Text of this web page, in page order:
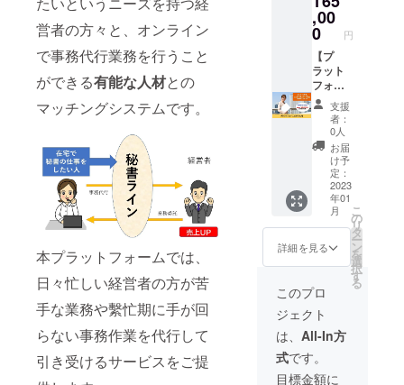
営者の方々と、オンライン
で事務代行業務を行うこと
ができる有能な人材との
マッチングシステムです。
本プラットフォームでは、
日々忙しい経営者の方が苦
手な業務や繫忙期に手が回
らない事務作業を代行して
引き受けるサービスをご提
ない
3)レイ
能がな
い ※
メール
にてお
届けい
たしま
す。 ※
マニュ
アルの
ファイ
ル形式
はPDF
です。
きま
す。 ※
掲載内
容は
メール
にて打
合せさ
せてい
ただき
ます。
※ネット
ワーク
販売や
企業イ
メージ
が相違
する場
お断り
いただ
く場合
があり
ます。
お断り
です。
11月に
リリー
ス予定
の「秘
書ライ
ン」プ
ラット
フォー
ムを１
か月10
時間ご
利用い
ただけ
ます。
通常価
格平均
35,000
ころ、
クラウ
ドファ
ンディ
ング限
定で
5,000円
,00
0 円
【プ
ラット
フォー
ム6か月
利用】
「オン
ライン
秘書」
サービ
スを継
続して
試して
みたい
方にお
すすめ
ンで
す。 11
月にリ
リース
予定の
「オン
ライン
支援
者：
0人
お届
け予
定：
2023
年01
月
詳細を見る
こ
の
リ
タ
ー
ン
を
選
択
す
る
このプロ
ジェクト
は、 All-In方
式です。
目標金額に